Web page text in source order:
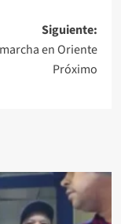
Siguiente:
en Oriente
Próximo